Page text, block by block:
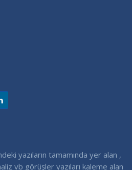
yazıların tamamında yer alan ,
vb görüşler yazıları kaleme alan